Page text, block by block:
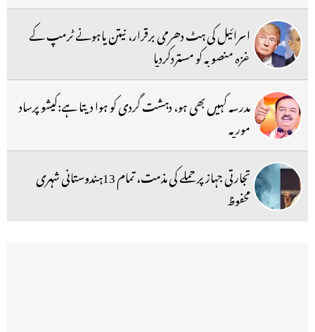
اسرائیل کی ہٹ دھرمی برقرار، نیتن یاہونے ٹرمپ کے
غزہ منصوبہ کو مستردکردیا
مدرسہ کہیں بھی ہو، دہشت گردی کو ہوا دیتا ہے:کیشو پرساد
موریہ
تجارتی جہاز پر حملے کی مذمت، تمام 13ہندوستانی شہری
محفوظ